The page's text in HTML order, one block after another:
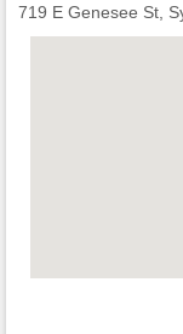
719 E Genesee St,